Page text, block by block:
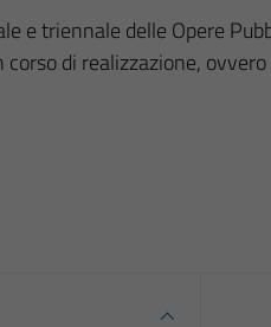
e triennale delle Opere
corso di realizzazione,